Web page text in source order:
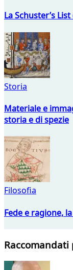
La Schuster’s
Storia
Materiale e
storia e di spezie
Filosofia
Fede e ragione,
Raccomandati